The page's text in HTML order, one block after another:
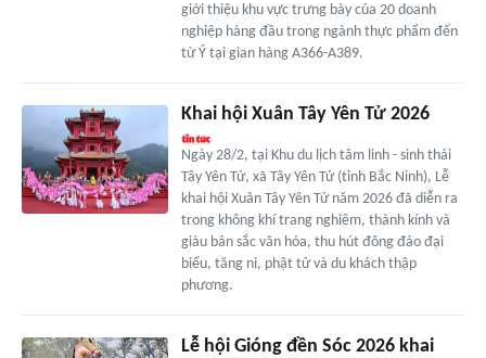
giới thiệu khu vực trưng bày của 20 doanh
nghiệp hàng đầu trong ngành thực phẩm đến
từ Ý tại gian hàng A366-A389.
Khai hội Xuân Tây Yên Tử 2026
Ngày 28/2, tại Khu du lịch tâm linh - sinh thái
Tây Yên Tử, xã Tây Yên Tử (tỉnh Bắc Ninh), Lễ
khai hội Xuân Tây Yên Tử năm 2026 đã diễn ra
trong không khí trang nghiêm, thành kính và
giàu bản sắc văn hóa, thu hút đông đảo đại
biểu, tăng ni, phật tử và du khách thập
phương.
Lễ hội Gióng đền Sóc 2026 khai